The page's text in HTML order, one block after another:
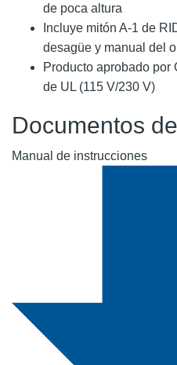
de poca altura
Incluye mitón A-1 de
desagüe y manual del
Producto aprobado por
de UL (115 V/230 V)
Documentos
Manual de instrucciones